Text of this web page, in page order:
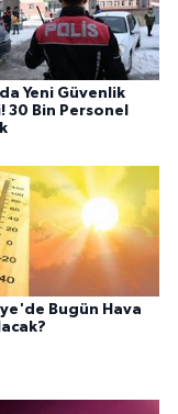
Yeni Güvenlik
30 Bin Personel
Bugün Hava